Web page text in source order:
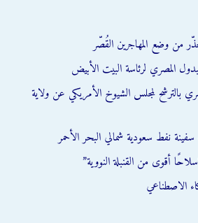
من وضع المهاجرين القُصّر
المصري لرئاسة البيت الأبيض
بالترشح لمجلس الشيوخ الأمريكي عن ولاية
نفط سعودية شمالي البحر الأحمر
أقوى من القنبلة النووية”
الاصطناعي